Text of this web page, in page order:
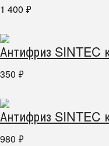
1 400 ₽
Антифриз SINTEC
350 ₽
Антифриз SINTEC
980 ₽